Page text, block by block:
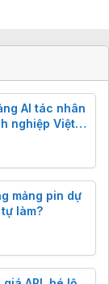
AI tác nhân
nghiệp Việt
mảng pin dự
làm?